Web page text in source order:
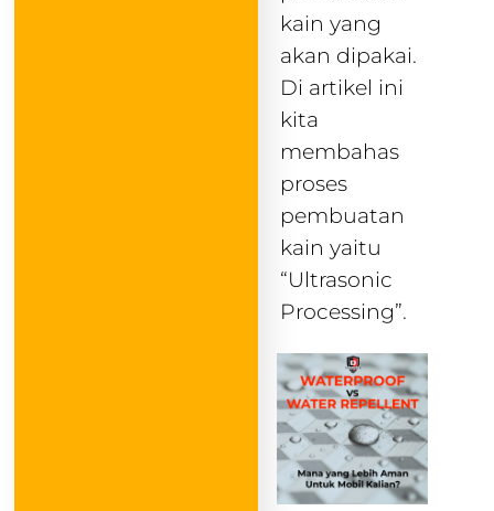
kain yang
akan dipakai.
Di artikel ini
kita
membahas
proses
pembuatan
kain yaitu
“Ultrasonic
Processing”.